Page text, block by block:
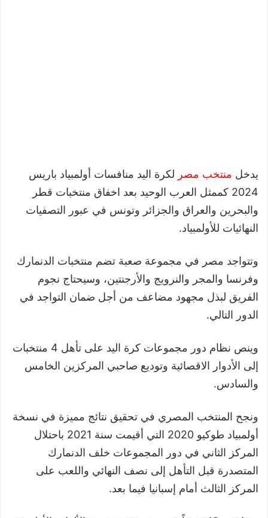
يدخل منتخب مصر لكرة اليد منافسات أولمبياد باريس
2024 كممثل العرب الوحيد بعد اخفاق منتخبات قطر
والبحرين والعراق والجزائر وتونس في عبور التصفيات
النهائيات للأولمبياد.
وتتواجد مصر في مجموعة صعبة تضم منتخبات الدنمارك
وفرنسا والمجر والنرويج والأرجنتين، وسيحتاج نجوم
الفريق لبذل مجهود مضاعف من أجل ضمان التواجد في
الدور التالي.
وينص نظام دور مجموعات كرة اليد على تأهل 4 منتخبات
إلى الأدوار الاقصائية وتوديع صاحبي المركزين الخامس
والسادس.
ونجح المنتخب المصري في تحقيق نتائج مميزة في نسخة
أولمبياد طوكيو 2020 التي أقيمت سنة 2021 باحتلال
المركز الثاني في دور المجموعات خلف الدنمارك
المتصدرة قبل التأهل إلى نصف النهائي واللعب على
المركز الثالث أمام إسبانيا فيما بعد.